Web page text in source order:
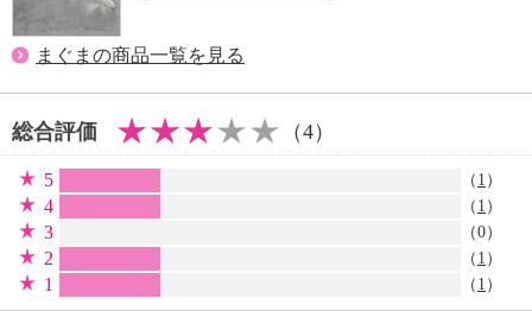
まぐまの商品一覧を見る
総合評価 （4）
5 （ 1 ）
4 （ 1 ）
3 （0）
2 （ 1 ）
1 （ 1 ）